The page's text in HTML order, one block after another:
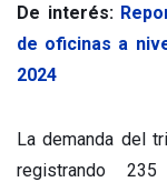
De interés:
de oficinas a
2024
La demanda del
registrando